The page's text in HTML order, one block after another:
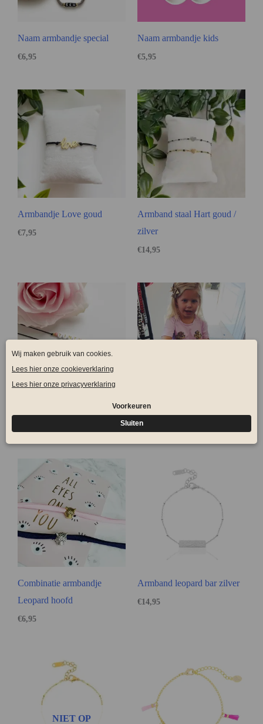
Naam armbandje special
€6,95
Naam armbandje kids
€5,95
Armbandje Love goud
€7,95
Armband staal Hart goud /
zilver
€14,95
Naam armband special gold Naam armbandje Kids
€5,95
Combinatie armbandje
Leopard hoofd
€6,95
Armband leopard bar zilver
€14,95
NIET OP